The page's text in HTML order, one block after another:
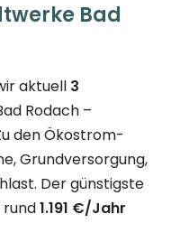
Bad
aktuell 3
Rodach –
den Ökostrom-
Grundversorgung,
Der günstigste
rund1.191 €/Jahr